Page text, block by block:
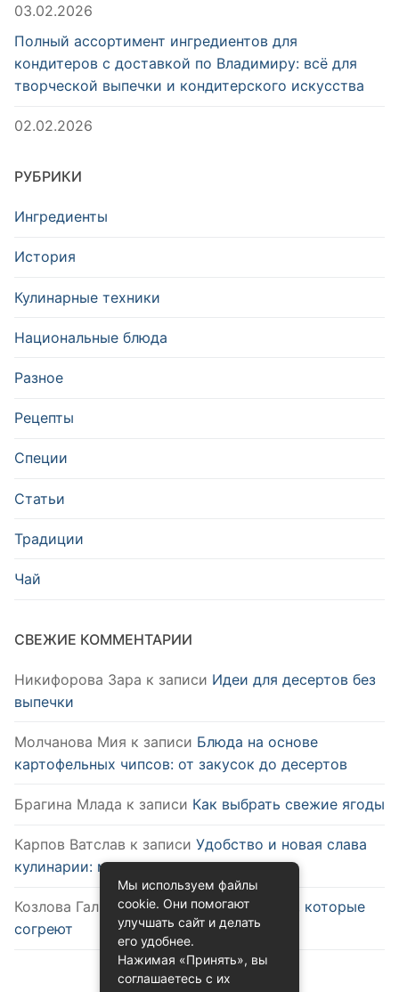
03.02.2026
Полный ассортимент ингредиентов для
кондитеров с доставкой по Владимиру: всё для
творческой выпечки и кондитерского искусства
02.02.2026
РУБРИКИ
Ингредиенты
История
Кулинарные техники
Национальные блюда
Разное
Рецепты
Специи
Статьи
Традиции
Чай
СВЕЖИЕ КОММЕНТАРИИ
Никифорова Зара к записи Идеи для десертов без
выпечки
Молчанова Мия к записи Блюда на основе
картофельных чипсов: от закусок до десертов
Брагина Млада к записи Как выбрать свежие ягоды
Карпов Ватслав к записи Удобство и новая слава
кулинарии: микроволновка
Козлова Галинак записиЗимние блюда, которые
согреют
Мы используем файлы
cookie. Они помогают
улучшать сайт и делать
его удобнее.
Нажимая «Принять», вы
соглашаетесь с их